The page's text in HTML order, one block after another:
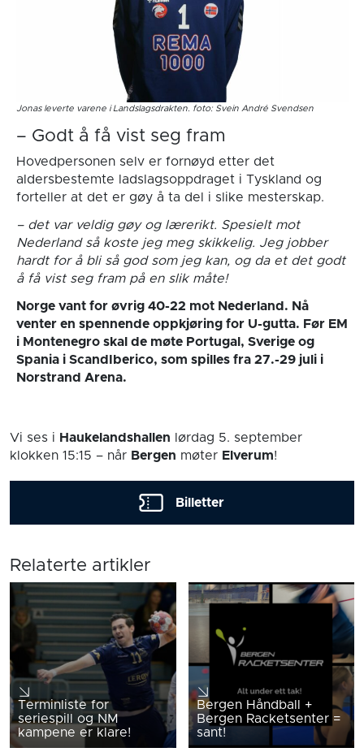
Jonas leverte varene i Landslagsdrakten. foto: Svein André Svendsen
– Godt å få vist seg fram
Hovedpersonen selv er fornøyd etter det
aldersbestemte ladslagsoppdraget i Tyskland og
forteller at det er gøy å ta del i slike mesterskap.
– det var veldig gøy og lærerikt. Spesielt mot
Nederland så koste jeg meg skikkelig. Jeg jobber
hardt for å bli så god som jeg kan, og da et det godt
å få vist seg fram på en slik måte!
Norge vant for øvrig 40-22 mot Nederland. Nå
venter en spennende oppkjøring for U-gutta. Før EM
i Montenegro skal de møte Portugal, Sverige og
Spania i ScandIberico, som spilles fra 27.-29 juli i
Norstrand Arena.
Vi ses i Haukelandshallen lørdag 5. september
klokken 15:15 – når Bergen møter Elverum!
Billetter
Relaterte artikler
Terminliste for
seriespill og NM
kampene er klare!
Bergen Håndball +
Bergen Racketsenter =
sant!